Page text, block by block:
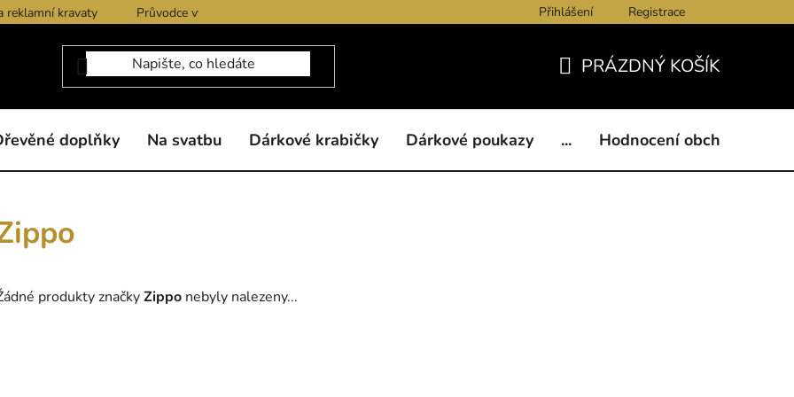
reklamní kravaty Průvodce výběrem produktů Kontakty Obchodní podmínky
Přihlášení Registrace
KOŠÍK
PRÁZDNÝ KOŠÍK
doplňky Na svatbu Dárkové krabičky Dárkové poukazy ... Hodnocení obchodu
produkty značkyZippo nebyly nalezeny...